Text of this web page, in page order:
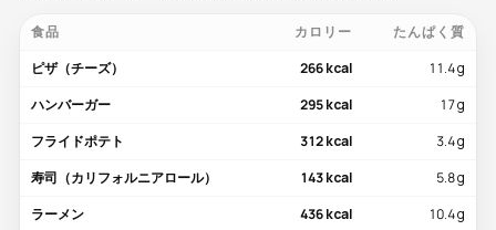
食品 カロリー
たんぱく質
ピザ（チーズ）
266 kcal
11.4 g
ハンバーガー
295 kcal
17 g
フライドポテト
312 kcal
3.4 g
寿司（カリフォルニアロール）
143 kcal
5.8 g
ラーメン
436 kcal
10.4 g